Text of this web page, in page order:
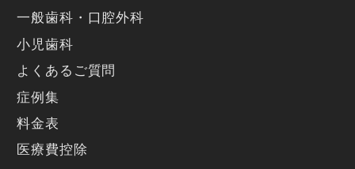
一般歯科・口腔外科
小児歯科
よくあるご質問
症例集
料金表
医療費控除